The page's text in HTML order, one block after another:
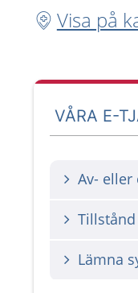
Visa på
VÅRA E-
Av-